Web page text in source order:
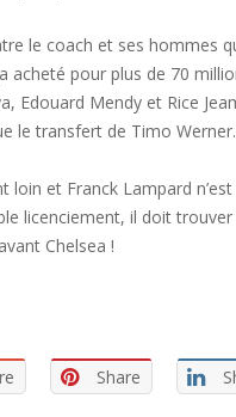
le coach et ses hommes
pour plus de 70
Edouard Mendy et Rice
le transfert de Timo Werner.
loin et Franck Lampard
licenciement, il doit
Chelsea !
Share